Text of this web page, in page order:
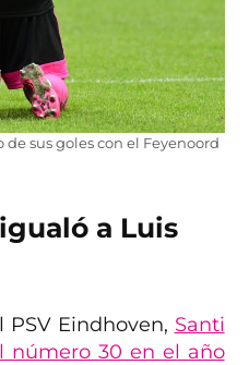
sus goles con el Feyenoord
a Luis
Eindhoven, Santi
número 30 en el año